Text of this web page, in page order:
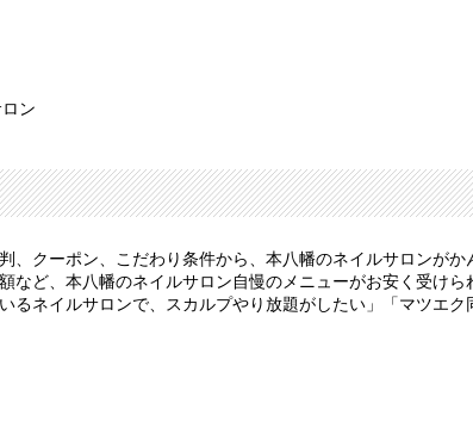
ン
、クーポン、こだわり条件から、本八幡のネイルサロンが
ど、本八幡のネイルサロン自慢のメニューがお安く受け
ネイルサロンで、スカルプやり放題がしたい」「マツエ